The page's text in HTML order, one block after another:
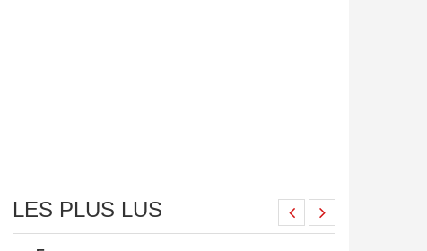
LES PLUS LUS